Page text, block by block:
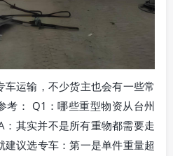
运输，不少货主也会有一些常
考： Q1：哪些重型物资从台州
其实并不是所有重物都需要走
议选专车：第一是单件重量超